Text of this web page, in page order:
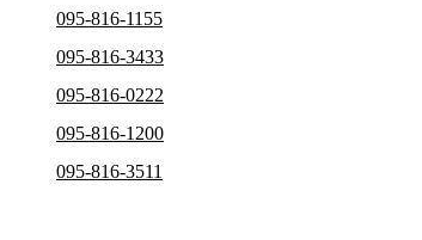
095-816-1155
095-816-3433
095-816-0222
095-816-1200
095-816-3511